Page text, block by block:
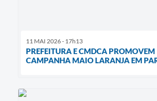
11 MAI 2026 - 17h13
PREFEITURA E CMDCA PROMOVEM
CAMPANHA MAIO LARANJA EM